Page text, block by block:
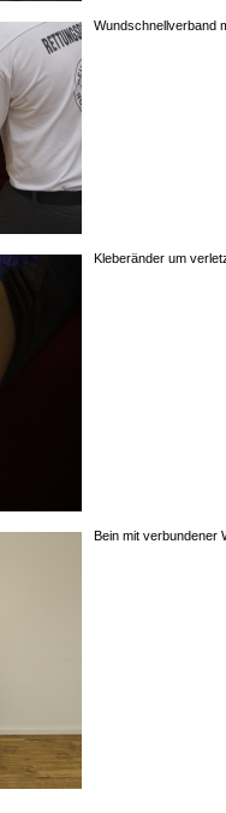
Wundschnellverband
Kleberänder um
Bein mit verbundener